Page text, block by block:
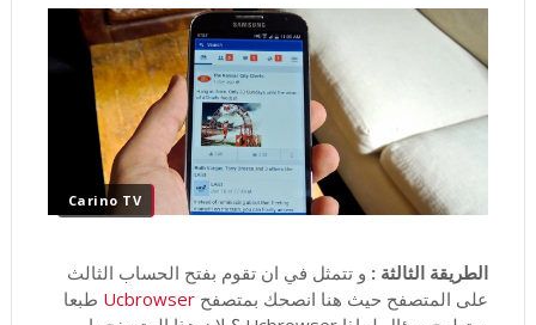
Carino TV
الطريقة الثالثة : و تتمثل في ان تقوم بفتح الحساب الثالث
على المتصفح حيث هنا انصحك بمتصفح Ucbrowser طبعا